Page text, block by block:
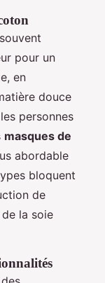
pour un
en
douce
personnes
masques de
abordable
bloquent
de
de la soie